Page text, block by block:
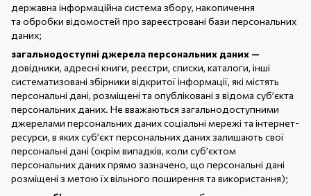
державна інформаційна система збору, накопичення
та обробки відомостей про зареєстровані бази персональних
даних;
загальнодоступні джерела персональних даних —
довідники, адресні книги, реєстри, списки, каталоги, інші
систематизовані збірники відкритої інформації, які містять
персональні дані, розміщені та опубліковані з відома суб’єкта
персональних даних. Не вважаються загальнодоступними
джерелами персональних даних соціальні мережі та інтернет-
ресурси, в яких суб’єкт персональних даних залишають свої
персональні дані (окрім випадків, коли суб’єктом
персональних даних прямо зазначено, що персональні дані
розміщені з метою їх вільного поширення та використання);